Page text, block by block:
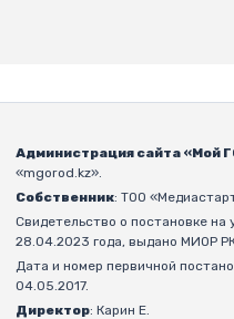
Администрация сайта «Мой
«mgorod.kz».
Собственник: ТОО
Свидетельство о постановке
28.04.2023 года, выдано МИОР
Дата и номер первичной
04.05.2017.
Директор: Карин Е.